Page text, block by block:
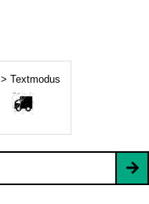
> Textmodus